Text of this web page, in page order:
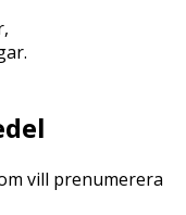
vill prenumerera